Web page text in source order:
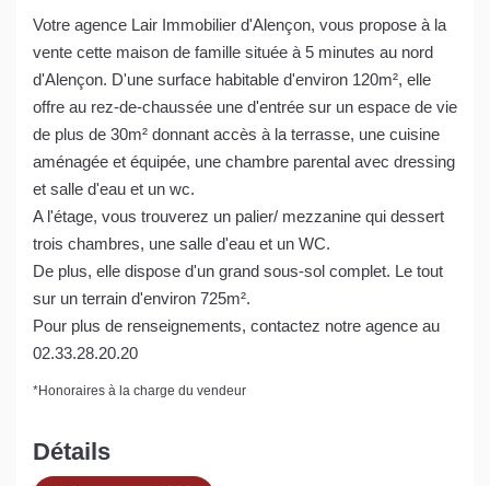
Votre agence Lair Immobilier d'Alençon, vous propose à la
vente cette maison de famille située à 5 minutes au nord
d'Alençon. D'une surface habitable d'environ 120m², elle
offre au rez-de-chaussée une d'entrée sur un espace de vie
de plus de 30m² donnant accès à la terrasse, une cuisine
aménagée et équipée, une chambre parental avec dressing
et salle d'eau et un wc.
A l'étage, vous trouverez un palier/ mezzanine qui dessert
trois chambres, une salle d'eau et un WC.
De plus, elle dispose d'un grand sous-sol complet. Le tout
sur un terrain d'environ 725m².
Pour plus de renseignements, contactez notre agence au
02.33.28.20.20
*Honoraires à la charge du vendeur
Détails